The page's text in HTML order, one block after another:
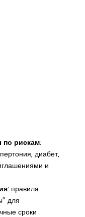
по рискам:
диабет,
и
: правила
для
сроки